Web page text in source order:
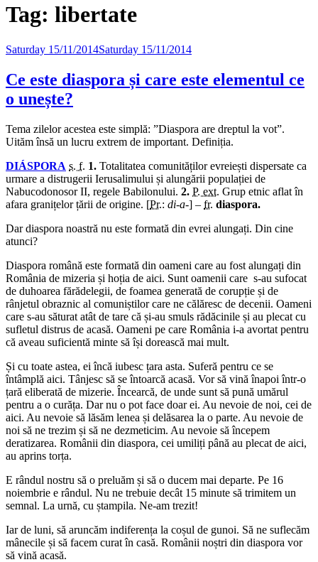
Tag: libertate
Posted
Saturday 15/11/2014Saturday 15/11/2014
Ce este diaspora și care este elementul ce
o unește?
Tema zilelor acestea este simplă: ”Diaspora are dreptul la vot”.
Uităm însă un lucru extrem de important. Definiția.
DIÁSPORA s. f. 1. Totalitatea comunităților evreiești dispersate ca
urmare a distrugerii Ierusalimului și alungării populației de
Nabucodonosor II, regele Babilonului. 2. P. ext. Grup etnic aflat în
afara granițelor țării de origine. [Pr.: di-a-] – fr. diaspora.
Dar diaspora noastră nu este formată din evrei alungați. Din cine
atunci?
Diaspora română este formată din oameni care au fost alungați din
România de mizeria și hoția de aici. Sunt oamenii care s-au sufocat
de duhoarea fărădelegii, de foamea generată de corupție și de
rânjetul obraznic al comuniștilor care ne călăresc de decenii. Oameni
care s-au săturat atât de tare că și-au smuls rădăcinile și au plecat cu
sufletul distrus de acasă. Oameni pe care România i-a avortat pentru
că aveau suficientă minte să își dorească mai mult.
Și cu toate astea, ei încă iubesc țara asta. Suferă pentru ce se
întâmplă aici. Tânjesc să se întoarcă acasă. Vor să vină înapoi într-o
țară eliberată de mizerie. Încearcă, de unde sunt să pună umărul
pentru a o curăța. Dar nu o pot face doar ei. Au nevoie de noi, cei de
aici. Au nevoie să lăsăm lenea și delăsarea la o parte. Au nevoie de
noi să ne trezim și să ne dezmeticim. Au nevoie să începem
deratizarea. Românii din diaspora, cei umiliți până au plecat de aici,
au aprins torța.
E rândul nostru să o preluăm și să o ducem mai departe. Pe 16
noiembrie e rândul. Nu ne trebuie decât 15 minute să trimitem un
semnal. La urnă, cu ștampila. Ne-am trezit!
Iar de luni, să aruncăm indiferența la coșul de gunoi. Să ne suflecăm
mânecile și să facem curat în casă. Românii noștri din diaspora vor
să vină acasă.